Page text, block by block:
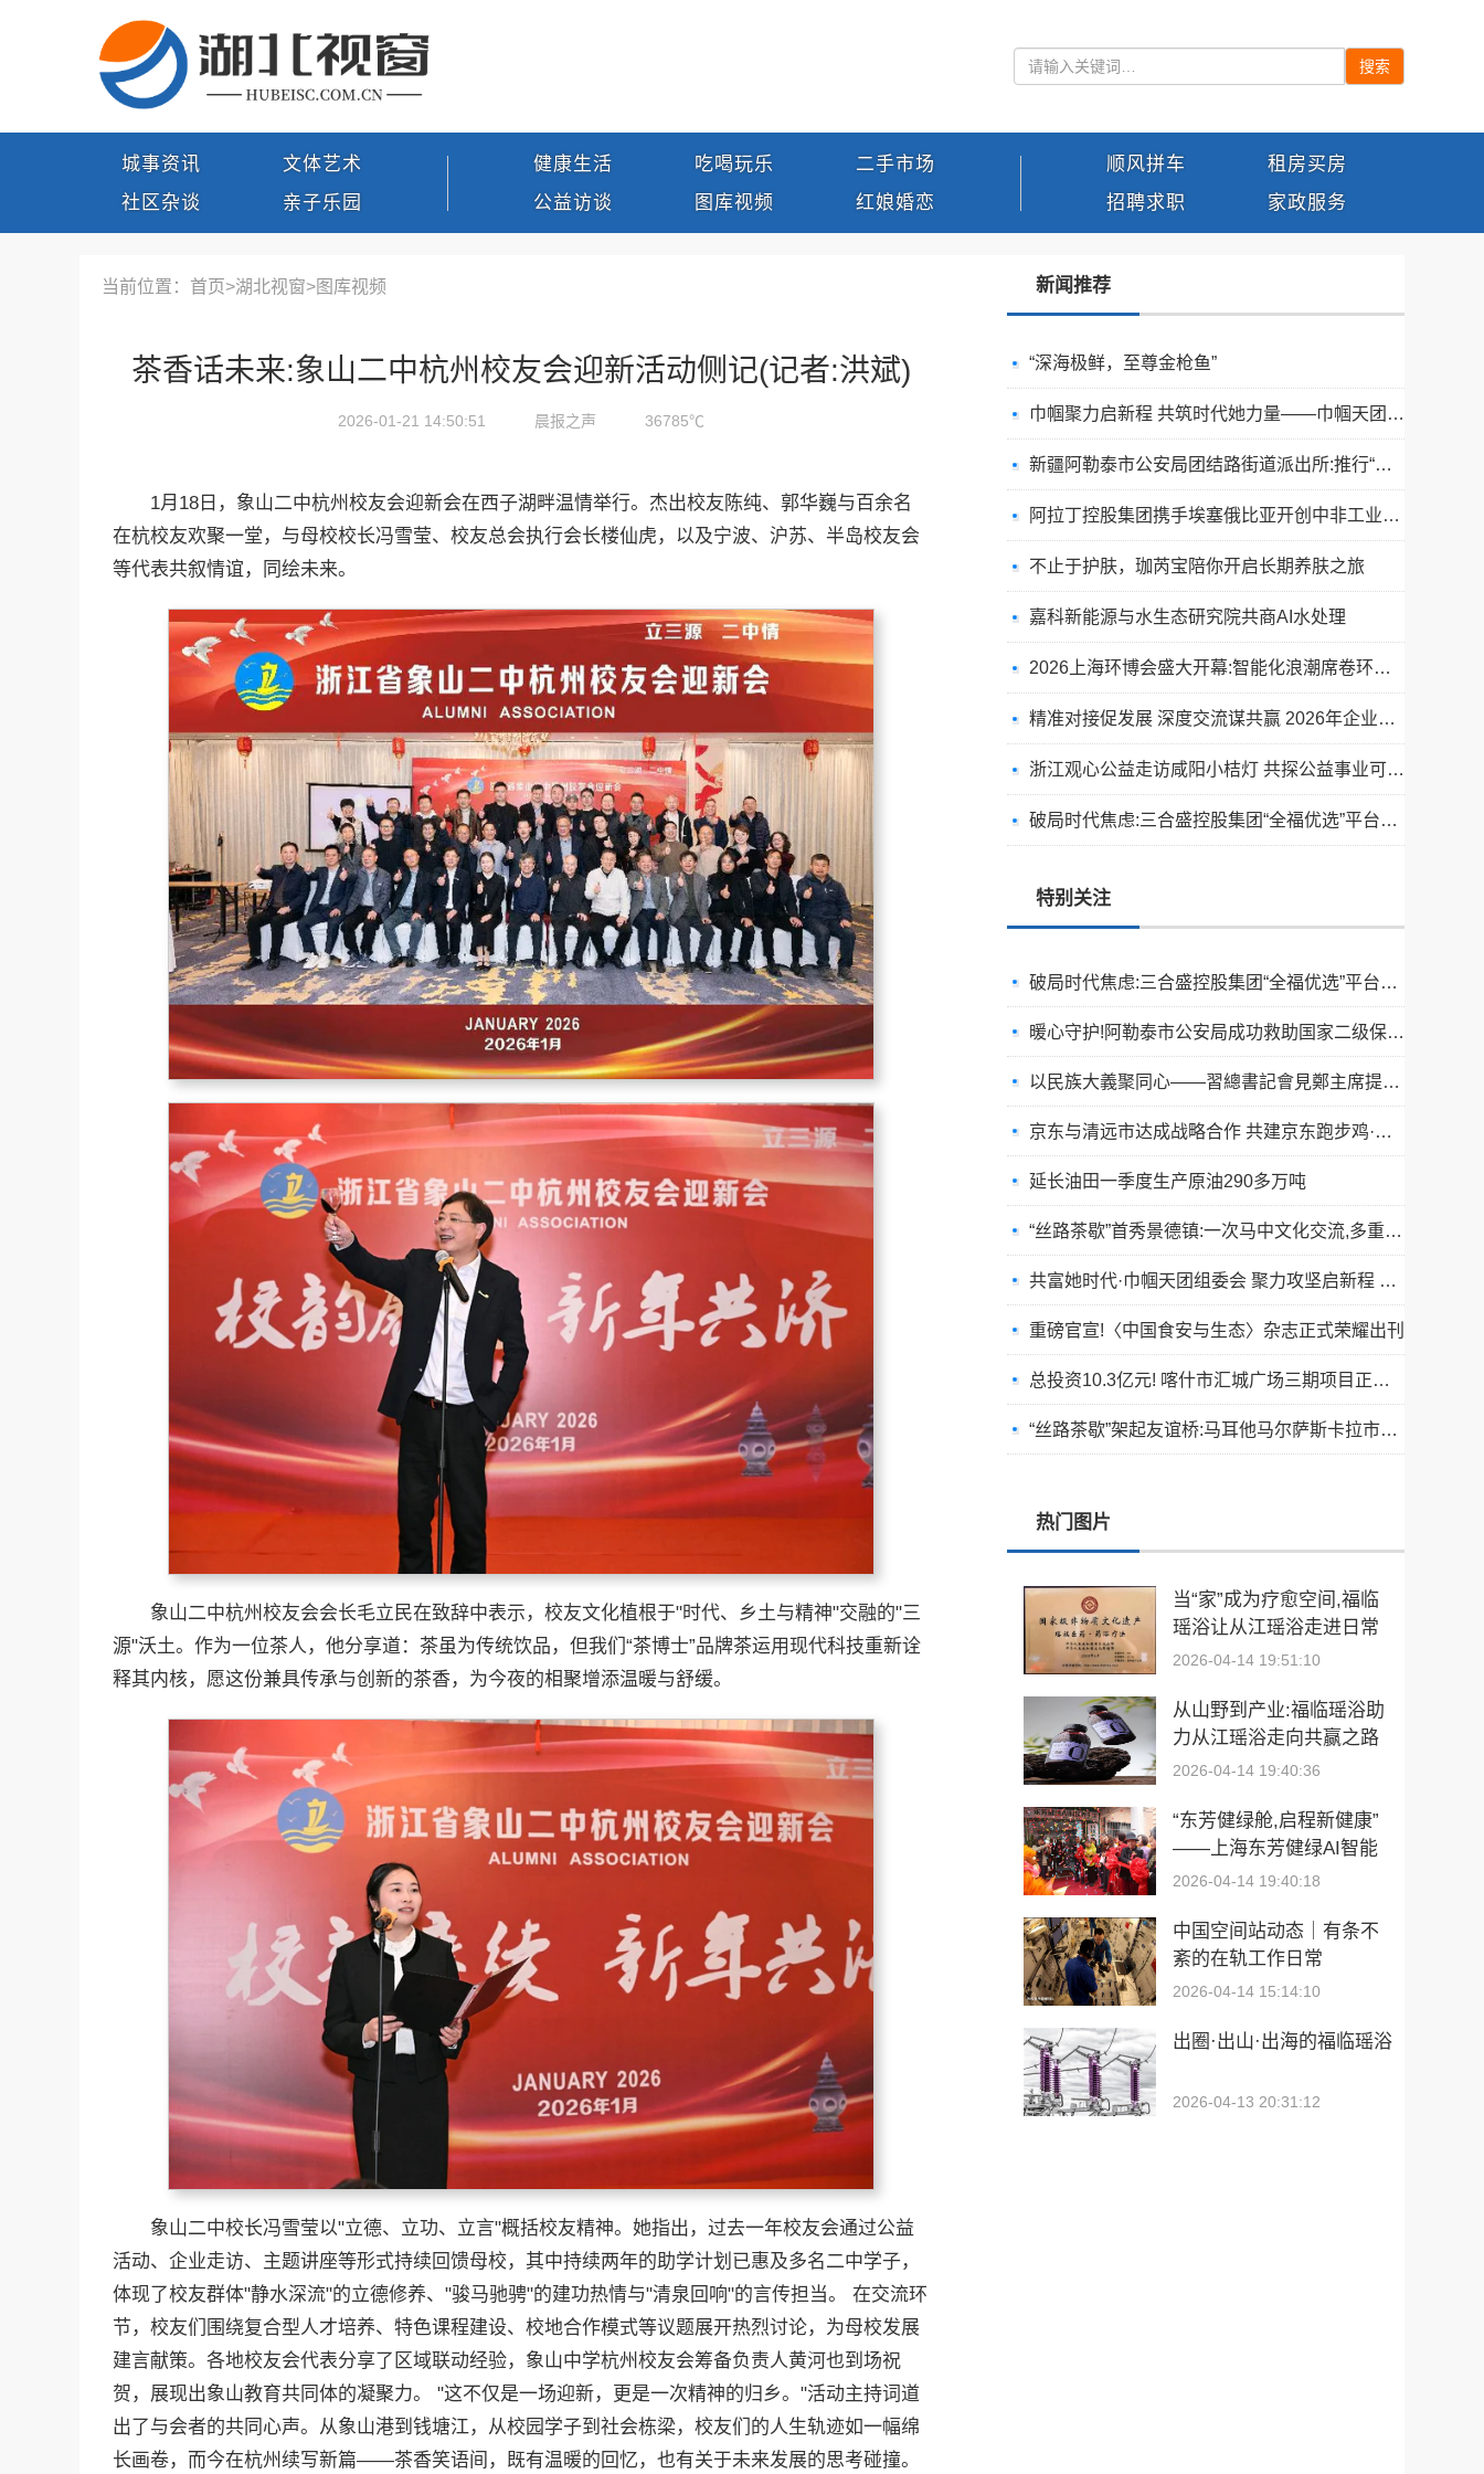
搜索
城事资讯
社区杂谈
文体艺术
亲子乐园
健康生活
公益访谈
吃喝玩乐
图库视频
二手市场
红娘婚恋
顺风拼车
招聘求职
租房买房
家政服务
当前位置：首页>湖北视窗>图库视频
茶香话未来:象山二中杭州校友会迎新活动侧记(记者:洪斌)
2026-01-21 14:50:51 晨报之声 36785℃
1月18日，象山二中杭州校友会迎新会在西子湖畔温情举行。杰出校友陈纯、郭华巍与百余名
在杭校友欢聚一堂，与母校校长冯雪莹、校友总会执行会长楼仙虎，以及宁波、沪苏、半岛校友会
等代表共叙情谊，同绘未来。
象山二中杭州校友会会长毛立民在致辞中表示，校友文化植根于"时代、乡土与精神"交融的"三
源"沃土。作为一位茶人，他分享道：茶虽为传统饮品，但我们“茶博士”品牌茶运用现代科技重新诠
释其内核，愿这份兼具传承与创新的茶香，为今夜的相聚增添温暖与舒缓。
象山二中校长冯雪莹以"立德、立功、立言"概括校友精神。她指出，过去一年校友会通过公益
活动、企业走访、主题讲座等形式持续回馈母校，其中持续两年的助学计划已惠及多名二中学子，
体现了校友群体"静水深流"的立德修养、"骏马驰骋"的建功热情与"清泉回响"的言传担当。 在交流环
节，校友们围绕复合型人才培养、特色课程建设、校地合作模式等议题展开热烈讨论，为母校发展
建言献策。各地校友会代表分享了区域联动经验，象山中学杭州校友会筹备负责人黄河也到场祝
贺，展现出象山教育共同体的凝聚力。 "这不仅是一场迎新，更是一次精神的归乡。"活动主持词道
出了与会者的共同心声。从象山港到钱塘江，从校园学子到社会栋梁，校友们的人生轨迹如一幅绵
长画卷，而今在杭州续写新篇——茶香笑语间，既有温暖的回忆，也有关于未来发展的思考碰撞。
新闻推荐
“深海极鲜，至尊金枪鱼”
巾帼聚力启新程 共筑时代她力量——巾帼天团第四次组委会筹备会圆满举办
新疆阿勒泰市公安局团结路街道派出所:推行“五步”工作法 打造新时代“枫”景线
阿拉丁控股集团携手埃塞俄比亚开创中非工业农业合作新篇章
不止于护肤，珈芮宝陪你开启长期养肤之旅
嘉科新能源与水生态研究院共商AI水处理
2026上海环博会盛大开幕:智能化浪潮席卷环保产业
精准对接促发展 深度交流谋共赢 2026年企业投融资交流活动第二期圆满举行
浙江观心公益走访咸阳小桔灯 共探公益事业可持续发展新路径
破局时代焦虑:三合盛控股集团“全福优选”平台正式启航
特别关注
天空实业与香港理工大学筹建载人通航飞机研究院
绿动珠城 向淮而生 ——安徽淮海园林绿化工程有限公司发展纪实
叙宗情 促交流 谋发展——上海朱氏宗亲会走进上海晨烨家具有限公司
破局时代焦虑:三合盛控股集团“全福优选”平台正式启航
暖心守护!阿勒泰市公安局成功救助国家二级保护动物黑鸢
以民族大義聚同心——習總書記會見鄭主席提出兩岸關系四點重要意見
京东与清远市达成战略合作 共建京东跑步鸡·清远鸡标准体系
延长油田一季度生产原油290多万吨
“丝路茶歇”首秀景德镇:一次马中文化交流,多重收获与回响
共富她时代·巾帼天团组委会 聚力攻坚启新程 星火燎原耀全国
重磅官宣!〈中国食安与生态〉杂志正式荣耀出刊
总投资10.3亿元! 喀什市汇城广场三期项目正式开工
“丝路茶歇”架起友谊桥:马耳他马尔萨斯卡拉市友城代表团访问景德镇
张雪峰事件和慢病逆转抗衰运动健康
從“建國方略”到“十五五”的偉大跨越 獻給孫中山誕辰160周年暨鄭麗文訪陸
热门图片
当“家”成为疗愈空间,福临
瑶浴让从江瑶浴走进日常
生活
2026-04-14 19:51:10
从山野到产业:福临瑶浴助
力从江瑶浴走向共赢之路
2026-04-14 19:40:36
“东芳健绿舱,启程新健康”
——上海东芳健绿AI智能
养身舱品牌发布会圆满成
2026-04-14 19:40:18
中国空间站动态｜有条不
紊的在轨工作日常
2026-04-14 15:14:10
出圈·出山·出海的福临瑶浴
2026-04-13 20:31:12